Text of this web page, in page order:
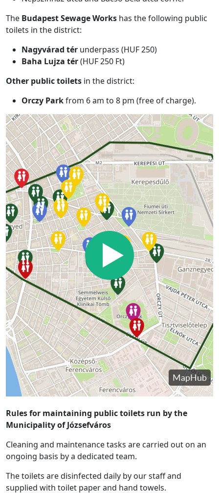
The Budapest Sewage Works has the following public
toilets in the district:
Nagyvárad tér underpass (HUF 250)
Baha Lujza tér(HUF 250 Ft)
Other public toilets in the district:
Orczy Parkfrom 6 am to 8 pm (free of charge).
Rules for maintaining public toilets run by the
Municipality of Józsefváros
Cleaning and maintenance tasks are carried out on an
ongoing basis by a dedicated team.
The toilets are disinfected daily by our staff and
supplied with toilet paper and hand towels.